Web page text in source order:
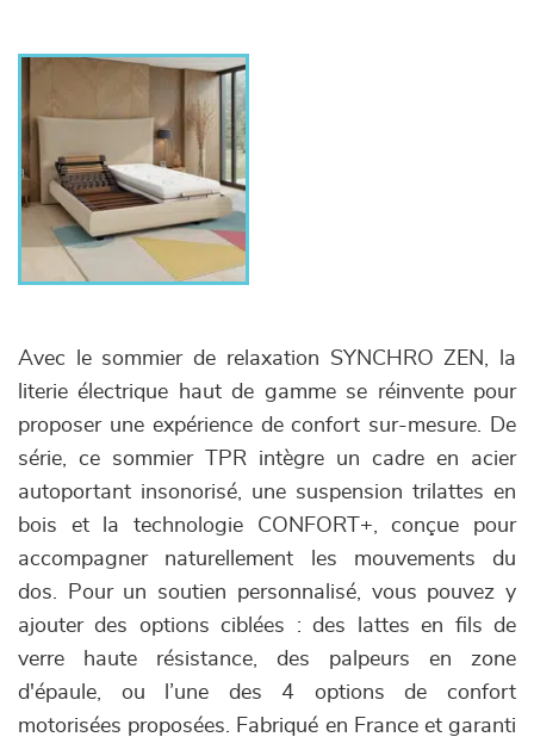
Avec le sommier de relaxation SYNCHRO ZEN, la
literie électrique haut de gamme se réinvente pour
proposer une expérience de confort sur-mesure. De
série, ce sommier TPR intègre un cadre en acier
autoportant insonorisé, une suspension trilattes en
bois et la technologie CONFORT+, conçue pour
accompagner naturellement les mouvements du
dos. Pour un soutien personnalisé, vous pouvez y
ajouter des options ciblées : des lattes en fils de
verre haute résistance, des palpeurs en zone
d'épaule, ou l’une des 4 options de confort
motorisées proposées. Fabriqué en France et garanti